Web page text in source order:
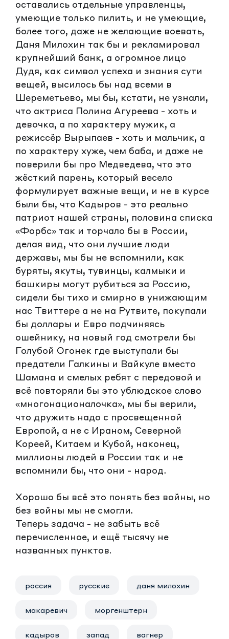
оставались отдельные управленцы,
умеющие только пилить, и не умеющие,
более того, даже не желающие воевать,
Даня Милохин так бы и рекламировал
крупнейший банк, а огромное лицо
Дудя, как символ успеха и знания сути
вещей, высилось бы над всеми в
Шереметьево, мы бы, кстати, не узнали,
что актриса Полина Агуреева - хоть и
девочка, а по характеру мужик, а
режиссёр Вырыпаев - хоть и мальчик, а
по характеру хуже, чем баба, и даже не
поверили бы про Медведева, что это
жёсткий парень, который весело
формулирует важные вещи, и не в курсе
были бы, что Кадыров - это реально
патриот нашей страны, половина списка
«Форбс» так и торчало бы в России,
делая вид, что они лучшие люди
державы, мы бы не вспомнили, как
буряты, якуты, тувинцы, калмыки и
башкиры могут рубиться за Россию,
сидели бы тихо и смирно в унижающим
нас Твиттере а не на Рутвите, покупали
бы доллары и Евро подчиняясь
ошейнику, на новый год смотрели бы
Голубой Огонек где выступали бы
предатели Галкины и Вайкуле вместо
Шамана и смелых ребят с передовой и
всё повторяли бы это ублюдское слово
«многонационалочка», мы бы верили,
что дружить надо с просвещенной
Европой, а не с Ираном, Северной
Кореей, Китаем и Кубой, наконец,
миллионы людей в России так и не
вспомнили бы, что они - народ.
Хорошо бы всё это понять без войны, но
без войны мы не смогли.
Теперь задача - не забыть всё
перечисленное, и ещё тысячу не
названных пунктов.
россия русские даня милохин
макаревич моргенштерн
кадыров запад вагнер